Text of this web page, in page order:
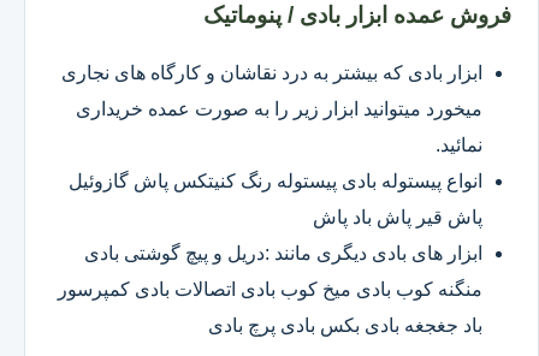
فروش عمده ابزار بادی / پنوماتیک
ابزار بادی که بیشتر به درد نقاشان و کارگاه های نجاری
میخورد میتوانید ابزار زیر را به صورت عمده خریداری
نمائید.
انواع پیستوله بادی پیستوله رنگ کنیتکس پاش گازوئیل
پاش قیر پاش باد پاش
ابزار های بادی دیگری مانند :دریل و پیچ گوشتی بادی
منگنه کوب بادی میخ کوب بادی اتصالات بادی کمپرسور
باد جغجغه بادی بکس بادی پرچ بادی